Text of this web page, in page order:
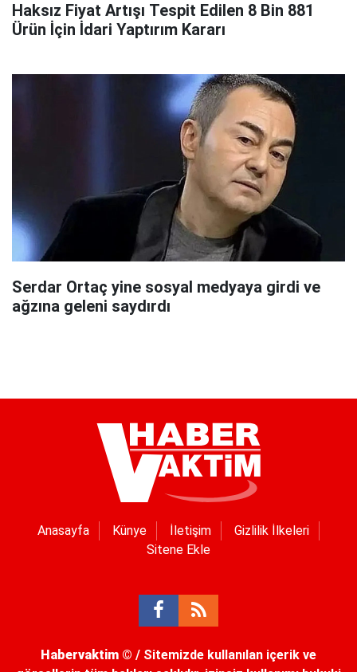
Haksız Fiyat Artışı Tespit Edilen 8 Bin 881
Ürün İçin İdari Yaptırım Kararı
Serdar Ortaç yine sosyal medyaya girdi ve
ağzına geleni saydırdı
Anasayfa Künye İletişim
Gizlilik İlkeleri
Sitene Ekle
Habervaktim © / Sitemizde kullanılan içerik ve